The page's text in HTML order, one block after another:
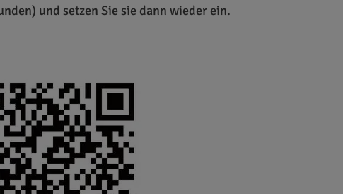
und setzen Sie sie dann wieder ein.